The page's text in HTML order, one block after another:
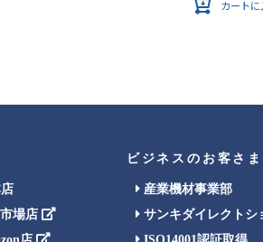
カートに
場店
ビジネスのお客さま
産業機材事業部
サンキダイレクトシ